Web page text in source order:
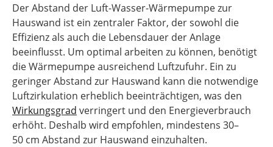
Der Abstand der Luft-Wasser-Wärmepumpe zur
Hauswand ist ein zentraler Faktor, der sowohl die
Effizienz als auch die Lebensdauer der Anlage
beeinflusst. Um optimal arbeiten zu können, benötigt
die Wärmepumpe ausreichend Luftzufuhr. Ein zu
geringer Abstand zur Hauswand kann die notwendige
Luftzirkulation erheblich beeinträchtigen, was den
Wirkungsgrad verringert und den Energieverbrauch
erhöht. Deshalb wird empfohlen, mindestens 30–
50 cm Abstand zur Hauswand einzuhalten.